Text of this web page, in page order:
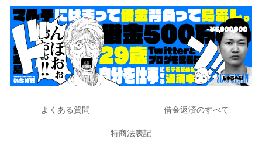
よくある質問 借金返済のすべて
特商法表記